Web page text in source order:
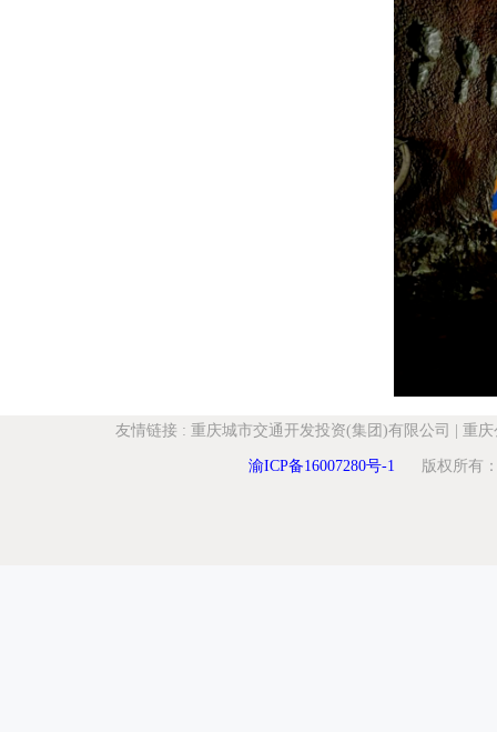
友情链接 : 重庆城市交通开发投资(集团)有限公司 重庆
渝ICP备16007280号-1 版权所有：